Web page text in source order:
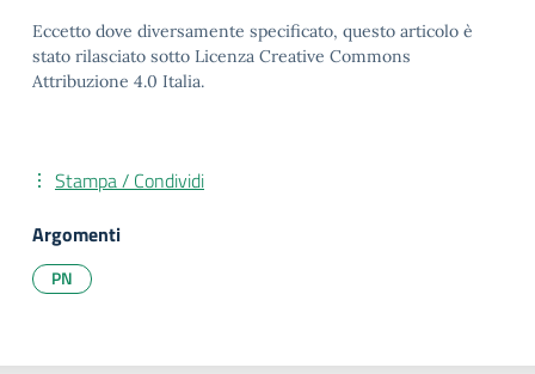
Eccetto dove diversamente specificato, questo articolo è
stato rilasciato sotto Licenza Creative Commons
Attribuzione 4.0 Italia.
Stampa / Condividi
Argomenti
PN